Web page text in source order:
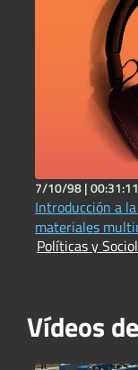
7/10/98 |00:31:11
Introducción a
materiales
Políticas y
Vídeos